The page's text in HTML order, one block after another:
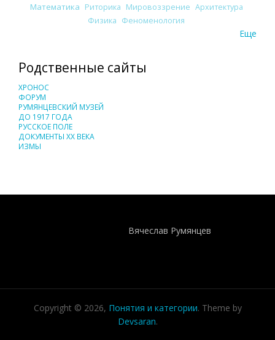
Математика Риторика Мировоззрение Архитектура
Физика Феноменология
Еще
Родственные сайты
ХРОНОС
ФОРУМ
РУМЯНЦЕВСКИЙ МУЗЕЙ
ДО 1917 ГОДА
РУССКОЕ ПОЛЕ
ДОКУМЕНТЫ XX ВЕКА
ИЗМЫ
Вячеслав Румянцев
Copyright © 2026, Понятия и категории. Theme by
Devsaran.